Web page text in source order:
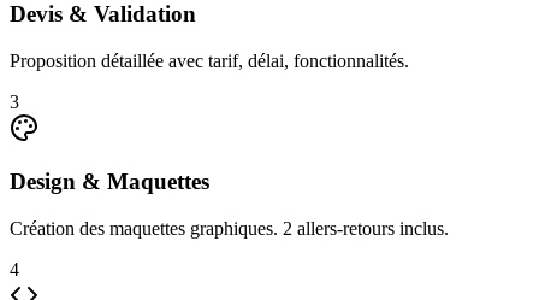
Devis & Validation
Proposition détaillée avec tarif, délai, fonctionnalités.
3
Design & Maquettes
Création des maquettes graphiques. 2 allers-retours inclus.
4